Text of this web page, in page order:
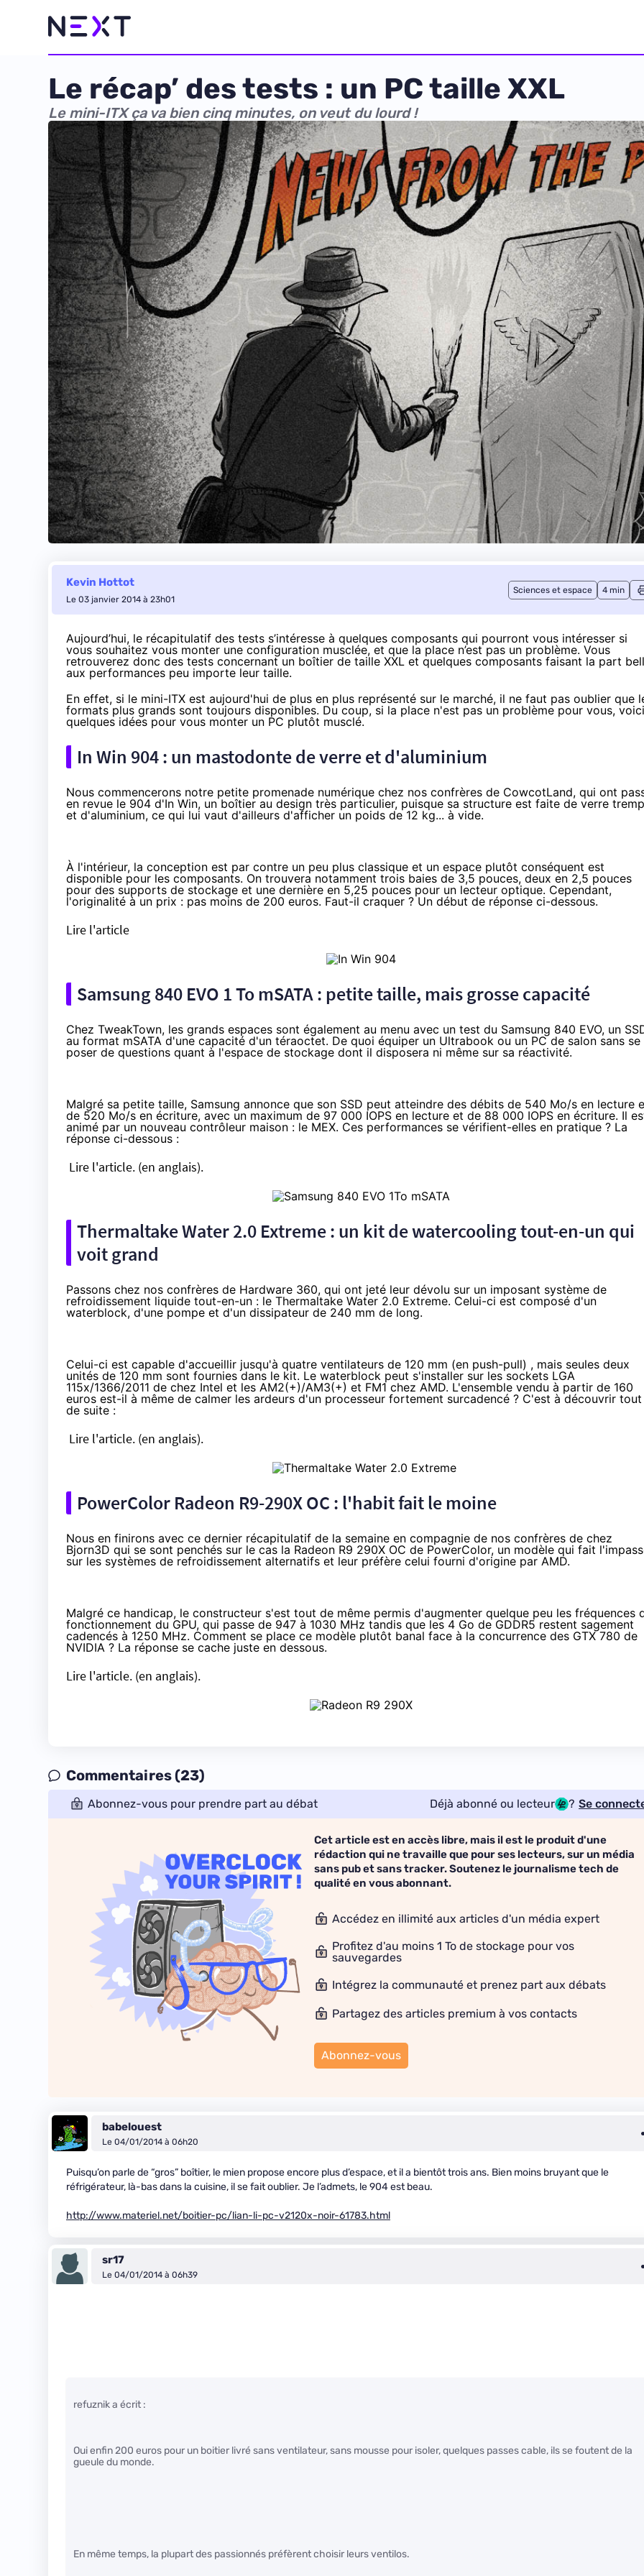
Le récap’ des tests : un PC taille XXL
Le mini-ITX ça va bien cinq minutes, on veut du lourd !
Kevin Hottot
Le 03 janvier 2014 à 23h01
Sciences et espace 4 min
Aujourd’hui, le récapitulatif des tests s’intéresse à quelques composants qui pourront vous intéresser si
vous souhaitez vous monter une configuration musclée, et que la place n’est pas un problème. Vous
retrouverez donc des tests concernant un boîtier de taille XXL et quelques composants faisant la part
aux performances peu importe leur taille.
En effet, si le mini-ITX est aujourd'hui de plus en plus représenté sur le marché, il ne faut pas oublier que
formats plus grands sont toujours disponibles. Du coup, si la place n'est pas un problème pour vous, voici
quelques idées pour vous monter un PC plutôt musclé.
In Win 904 : un mastodonte de verre et d'aluminium
Nous commencerons notre petite promenade numérique chez nos confrères de CowcotLand, qui ont
en revue le 904 d'In Win, un boîtier au design très particulier, puisque sa structure est faite de verre
et d'aluminium, ce qui lui vaut d'ailleurs d'afficher un poids de 12 kg... à vide.
À l'intérieur, la conception est par contre un peu plus classique et un espace plutôt conséquent est
disponible pour les composants. On trouvera notamment trois baies de 3,5 pouces, deux en 2,5 pouces
pour des supports de stockage et une dernière en 5,25 pouces pour un lecteur optique. Cependant,
l'originalité à un prix : pas moins de 200 euros. Faut-il craquer ? Un début de réponse ci-dessous.
Lire l'article
Samsung 840 EVO 1 To mSATA : petite taille, mais grosse capacité
Chez TweakTown, les grands espaces sont également au menu avec un test du Samsung 840 EVO, un
au format mSATA d'une capacité d'un téraoctet. De quoi équiper un Ultrabook ou un PC de salon sans se
poser de questions quant à l'espace de stockage dont il disposera ni même sur sa réactivité.
Malgré sa petite taille, Samsung annonce que son SSD peut atteindre des débits de 540 Mo/s en lecture
de 520 Mo/s en écriture, avec un maximum de 97 000 IOPS en lecture et de 88 000 IOPS en écriture. Il
animé par un nouveau contrôleur maison : le MEX. Ces performances se vérifient-elles en pratique ? La
réponse ci-dessous :
Lire l'article. (en anglais).
Thermaltake Water 2.0 Extreme : un kit de watercooling tout-en-un qui
voit grand
Passons chez nos confrères de Hardware 360, qui ont jeté leur dévolu sur un imposant système de
refroidissement liquide tout-en-un : le Thermaltake Water 2.0 Extreme. Celui-ci est composé d'un
waterblock, d'une pompe et d'un dissipateur de 240 mm de long.
Celui-ci est capable d'accueillir jusqu'à quatre ventilateurs de 120 mm (en push-pull) , mais seules deux
unités de 120 mm sont fournies dans le kit. Le waterblock peut s'installer sur les sockets LGA
115x/1366/2011 de chez Intel et les AM2(+)/AM3(+) et FM1 chez AMD. L'ensemble vendu à partir de 160
euros est-il à même de calmer les ardeurs d'un processeur fortement surcadencé ? C'est à découvrir tout
de suite :
Lire l'article. (en anglais).
PowerColor Radeon R9-290X OC : l'habit fait le moine
Nous en finirons avec ce dernier récapitulatif de la semaine en compagnie de nos confrères de chez
Bjorn3D qui se sont penchés sur le cas la Radeon R9 290X OC de PowerColor, un modèle qui fait
sur les systèmes de refroidissement alternatifs et leur préfère celui fourni d'origine par AMD.
Malgré ce handicap, le constructeur s'est tout de même permis d'augmenter quelque peu les fréquences
fonctionnement du GPU, qui passe de 947 à 1030 MHz tandis que les 4 Go de GDDR5 restent sagement
cadencés à 1250 MHz. Comment se place ce modèle plutôt banal face à la concurrence des GTX 780 de
NVIDIA ? La réponse se cache juste en dessous.
Lire l'article. (en anglais).
Commentaires (23)
Abonnez-vous pour prendre part au débat Déjà abonné ou lecteur ? Se
Cet article est en accès libre, mais il est le produit d'une
rédaction qui ne travaille que pour ses lecteurs, sur un média
sans pub et sans tracker. Soutenez le journalisme tech de
qualité en vous abonnant.
Accédez en illimité aux articles d'un média expert
Profitez d'au moins 1 To de stockage pour vos
sauvegardes
Intégrez la communauté et prenez part aux débats
Partagez des articles premium à vos contacts
Abonnez-vous
babelouest
Le 04/01/2014 à 06h20
Puisqu’on parle de “gros” boîtier, le mien propose encore plus d’espace, et il a bientôt trois ans. Bien moins bruyant que le
réfrigérateur, là-bas dans la cuisine, il se fait oublier. Je l’admets, le 904 est beau.
http://www.materiel.net/boitier-pc/lian-li-pc-v2120x-noir-61783.html
sr17
Le 04/01/2014 à 06h39
refuznik a écrit :
Oui enfin 200 euros pour un boitier livré sans ventilateur, sans mousse pour isoler, quelques passes cable, ils se foutent de la
gueule du monde.
En même temps, la plupart des passionnés préfèrent choisir leurs ventilos.